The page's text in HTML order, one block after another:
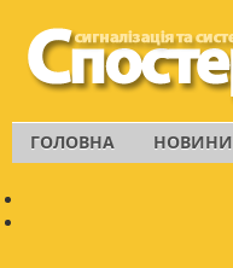
ГОЛОВНА НОВИНИ